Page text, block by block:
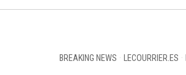
BREAKING NEWS · LECOURRIER.ES ·